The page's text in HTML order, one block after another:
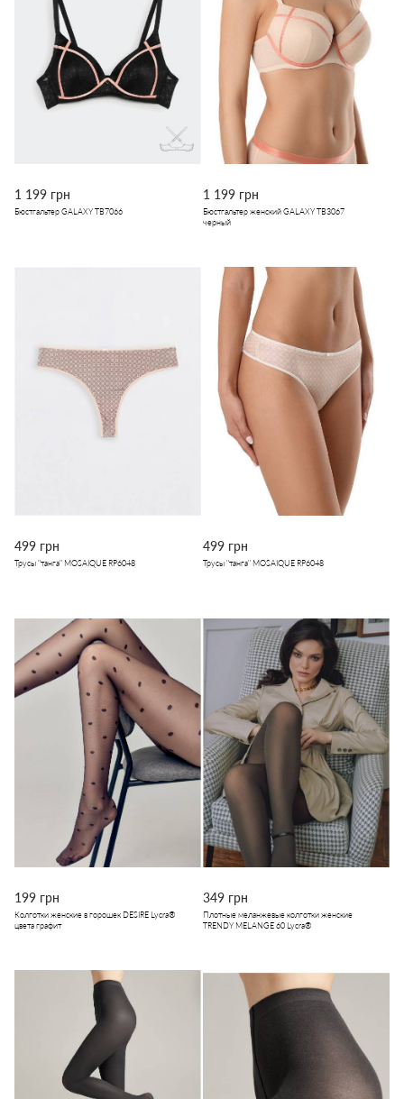
1 199 грн
Бюстгальтер GALAXY TB7066
1 199 грн
Бюстгальтер женский GALAXY TB3067
черный
499 грн
Трусы "танга" MOSAIQUE RP6048
499 грн
Трусы "танга" MOSAIQUE RP6048
199 грн
Колготки женские в горошек DESIRE Lycra®
цвета графит
349 грн
Плотные меланжевые колготки женские
TRENDY MELANGE 60 Lycra®